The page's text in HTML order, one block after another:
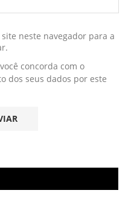
neste navegador para a
concorda com o
dos seus dados por este